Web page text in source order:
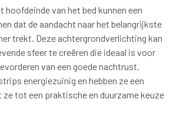
van het bed kunnen een
dat de aandacht naar het belangrijkste
trekt. Deze achtergrondverlichting kan
sfeer te creëren die ideaal is voor
van een goede nachtrust.
energiezuinig en hebben ze een
ze tot een praktische en duurzame keuze